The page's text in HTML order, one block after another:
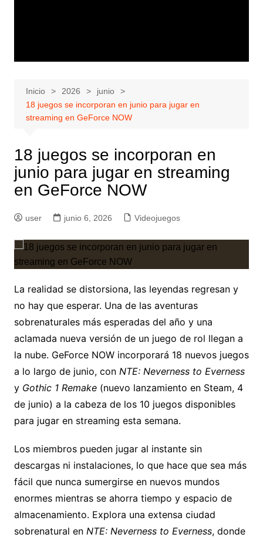
Inicio 2026
junio
18 juegos se incorporan en junio para jugar en
streaming en GeForce NOW
18 juegos se incorporan en
junio para jugar en streaming
en GeForce NOW
user junio 6, 2026 Videojuegos
La realidad se distorsiona, las leyendas regresan y
no hay que esperar. Una de las aventuras
sobrenaturales más esperadas del año y una
aclamada nueva versión de un juego de rol llegan a
la nube. GeForce NOW incorporará 18 nuevos juegos
a lo largo de junio, con NTE: Neverness to Everness
y Gothic 1 Remake(nuevo lanzamiento en Steam, 4
de junio) a la cabeza de los 10 juegos disponibles
para jugar en streaming esta semana.
Los miembros pueden jugar al instante sin
descargas ni instalaciones, lo que hace que sea más
fácil que nunca sumergirse en nuevos mundos
enormes mientras se ahorra tiempo y espacio de
almacenamiento. Explora una extensa ciudad
sobrenatural en NTE: Neverness to Everness, donde